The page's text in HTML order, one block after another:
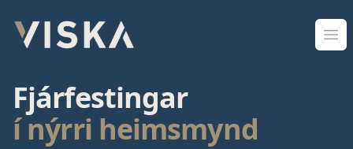
Viska Sjóðir
Fjárfestingar
í nýrri heimsmynd